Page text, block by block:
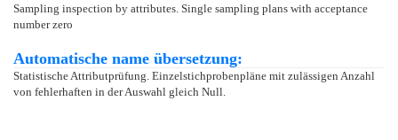
Sampling inspection by attributes. Single sampling plans with acceptance
number zero
Automatische name übersetzung:
Statistische Attributprüfung. Einzelstichprobenpläne mit zulässigen Anzahl
von fehlerhaften in der Auswahl gleich Null.